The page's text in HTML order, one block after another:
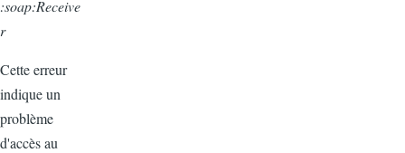
:soap:Receive
r
Cette erreur
indique un
problème
d'accès au